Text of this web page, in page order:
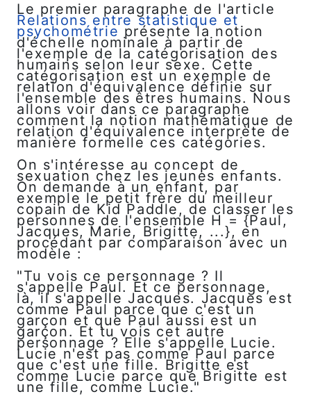
Le premier paragraphe de l'article
Relations entre statistique et
psychométrie présente la notion
d'échelle nominale à partir de
l'exemple de la catégorisation des
humains selon leur sexe. Cette
catégorisation est un exemple de
relation d'équivalence définie sur
l'ensemble des êtres humains. Nous
allons voir dans ce paragraphe
comment la notion mathématique de
relation d'équivalence interprète de
manière formelle ces catégories.
On s'intéresse au concept de
sexuation chez les jeunes enfants.
On demande à un enfant, par
exemple le petit frère du meilleur
copain de Kid Paddle, de classer les
personnes de l'ensemble H = {Paul,
Jacques, Marie, Brigitte, ...}, en
procédant par comparaison avec un
modèle :
"Tu vois ce personnage ? Il
s'appelle Paul. Et ce personnage,
là, il s'appelle Jacques. Jacques est
comme Paul parce que c'est un
garçon et que Paul aussi est un
garçon. Et tu vois cet autre
personnage ? Elle s'appelle Lucie.
Lucie n'est pas comme Paul parce
que c'est une fille. Brigitte est
comme Lucie parce que Brigitte est
une fille, comme Lucie."